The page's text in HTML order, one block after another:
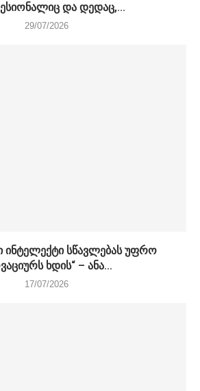
და დედაც,...
29/07/2026
ინტელექტი სწავლებას უფრო
ხდის“ – ანა...
17/07/2026